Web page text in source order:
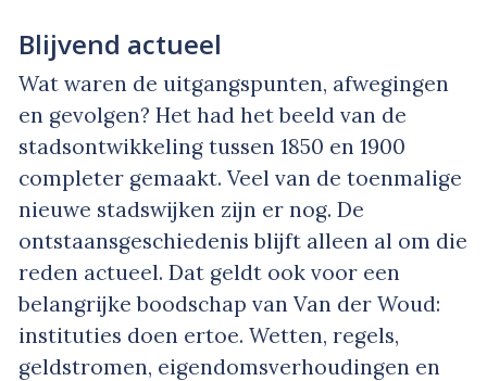
Blijvend actueel
Wat waren de uitgangspunten, afwegingen
en gevolgen? Het had het beeld van de
stadsontwikkeling tussen 1850 en 1900
completer gemaakt. Veel van de toenmalige
nieuwe stadswijken zijn er nog. De
ontstaansgeschiedenis blijft alleen al om die
reden actueel. Dat geldt ook voor een
belangrijke boodschap van Van der Woud:
instituties doen ertoe. Wetten, regels,
geldstromen, eigendomsverhoudingen en